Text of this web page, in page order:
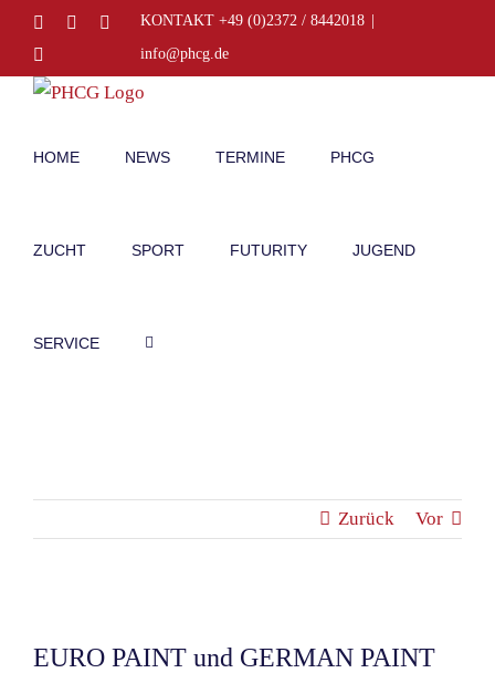
Inhalt
springen
FacebookInstagramKONTAKT +49 (0)2372 / 8442018
info@phcg.de
HOME NEWS TERMINE PHCG
ZUCHT SPORT FUTURITY JUGEND
SERVICE
Zurück Vor
grösseres
EURO PAINT und GERMAN PAINT